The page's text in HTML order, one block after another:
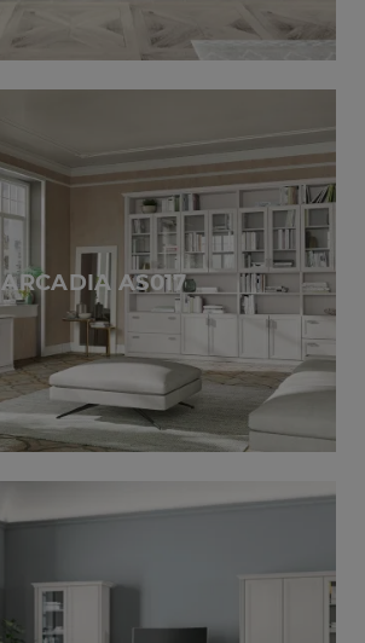
ARCADIA AS017